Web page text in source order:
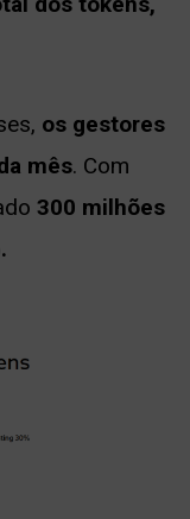
os gestores
mês. Com
300 milhões